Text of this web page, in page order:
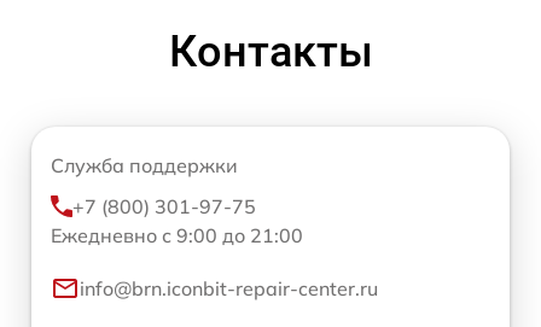
Контакты
Служба поддержки
+7 (800) 301-97-75
Ежедневно с 9:00 до 21:00
info@brn.iconbit-repair-center.ru